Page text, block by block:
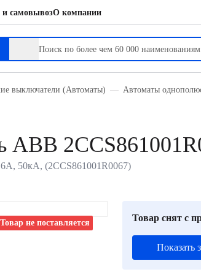
и самовывозО компании
выключатели (Автоматы) Автоматы
Товар не поставляется
ABB
50кА, (2CCS861001R0067)
Товар снят с
Показать